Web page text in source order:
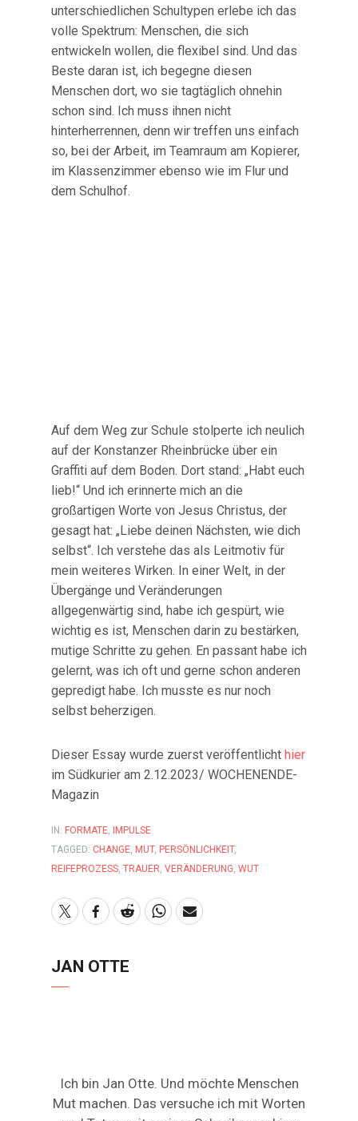
unterschiedlichen Schultypen erlebe ich das
volle Spektrum: Menschen, die sich
entwickeln wollen, die flexibel sind. Und das
Beste daran ist, ich begegne diesen
Menschen dort, wo sie tagtäglich ohnehin
schon sind. Ich muss ihnen nicht
hinterherrennen, denn wir treffen uns einfach
so, bei der Arbeit, im Teamraum am Kopierer,
im Klassenzimmer ebenso wie im Flur und
dem Schulhof.
Auf dem Weg zur Schule stolperte ich neulich
auf der Konstanzer Rheinbrücke über ein
Graffiti auf dem Boden. Dort stand: „Habt euch
lieb!“ Und ich erinnerte mich an die
großartigen Worte von Jesus Christus, der
gesagt hat: „Liebe deinen Nächsten, wie dich
selbst“. Ich verstehe das als Leitmotiv für
mein weiteres Wirken. In einer Welt, in der
Übergänge und Veränderungen
allgegenwärtig sind, habe ich gespürt, wie
wichtig es ist, Menschen darin zu bestärken,
mutige Schritte zu gehen. En passant habe ich
gelernt, was ich oft und gerne schon anderen
gepredigt habe. Ich musste es nur noch
selbst beherzigen.
Dieser Essay wurde zuerst veröffentlicht hier
im Südkurier am 2.12.2023/ WOCHENENDE-
Magazin
IN: FORMATE,
IMPULSE
TAGGED: CHANGE, MUT, PERSÖNLICHKEIT,
REIFEPROZESS, TRAUER, VERÄNDERUNG, WUT
JAN OTTE
Ich bin Jan Otte. Und möchte Menschen
Mut machen. Das versuche ich mit Worten